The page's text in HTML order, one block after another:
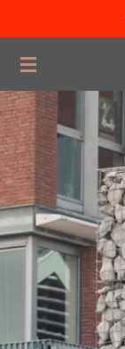
direct
naar
hoofdinhoud